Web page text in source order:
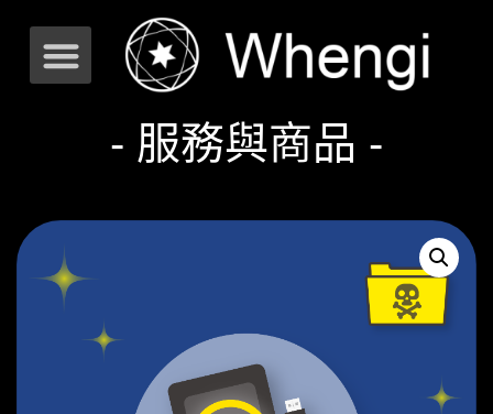
- 服務與商品 -